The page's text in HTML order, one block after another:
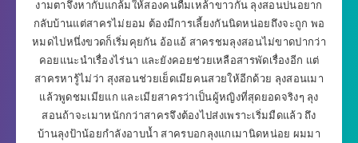
งามตาจึงหากับแกล้มให้สองคนดื่มเหล้าขาวกัน ลุงสอนบ่นอยาก
กลับบ้านแต่สาครไม่ยอม ต้องมีการเลี้ยงกันนิดหน่อยถึงจะถูก พอ
หมดไปหนึ่งขวดก็เริ่มคุยกัน อ้อแอ้ สาครชมลุงสอนไม่ขาดปากว่า
คอยแนะนำเรื่องไร่นา และยังคอยช่วยเหลือสารพัดเรื่องอีก แต่
สาครหารู้ไม่ว่า สุงสอนช่วยเย็ดเมียคนสวยให้อีกด้วย ลุงสอนเมา
แล้วพูดชมเมียแก และเมียสาครว่าเป็นผู้หญิงที่สุดยอดจริงๆ ลุง
สอนถ้าจะเมาหนักกว่าสาครจึงต้องไปส่งเพราะเริ่มมืดแล้ว ถึง
บ้านลุงป้าน้อยกำลังอาบน้ำ สาครบอกลุงแกเมานิดหน่อย ผมมา